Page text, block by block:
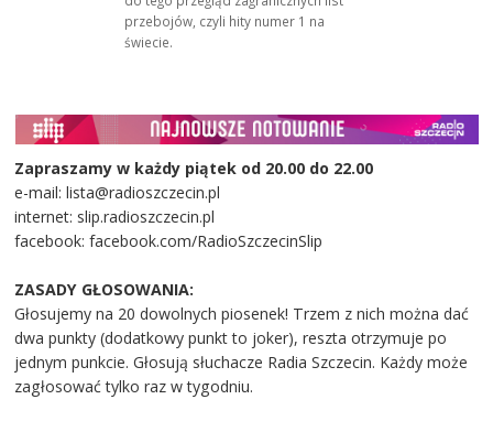
przebojów, czyli hity numer 1 na
świecie.
Zapraszamy w każdy piątek od 20.00 do 22.00
e-mail: lista@radioszczecin.pl
internet: slip.radioszczecin.pl
facebook: facebook.com/RadioSzczecinSlip
ZASADY GŁOSOWANIA:
Głosujemy na 20 dowolnych piosenek! Trzem z nich można dać
dwa punkty (dodatkowy punkt to joker), reszta otrzymuje po
jednym punkcie. Głosują słuchacze Radia Szczecin. Każdy może
zagłosować tylko raz w tygodniu.